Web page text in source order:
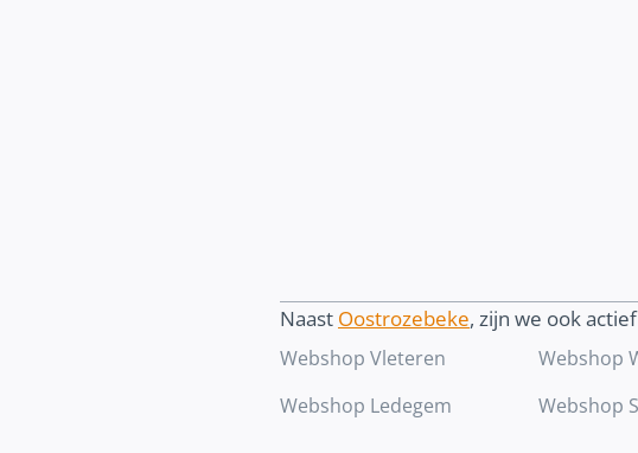
Naast Oostrozebeke, zijn we ook
Webshop Vleteren Webshop
Webshop Ledegem
Webshop